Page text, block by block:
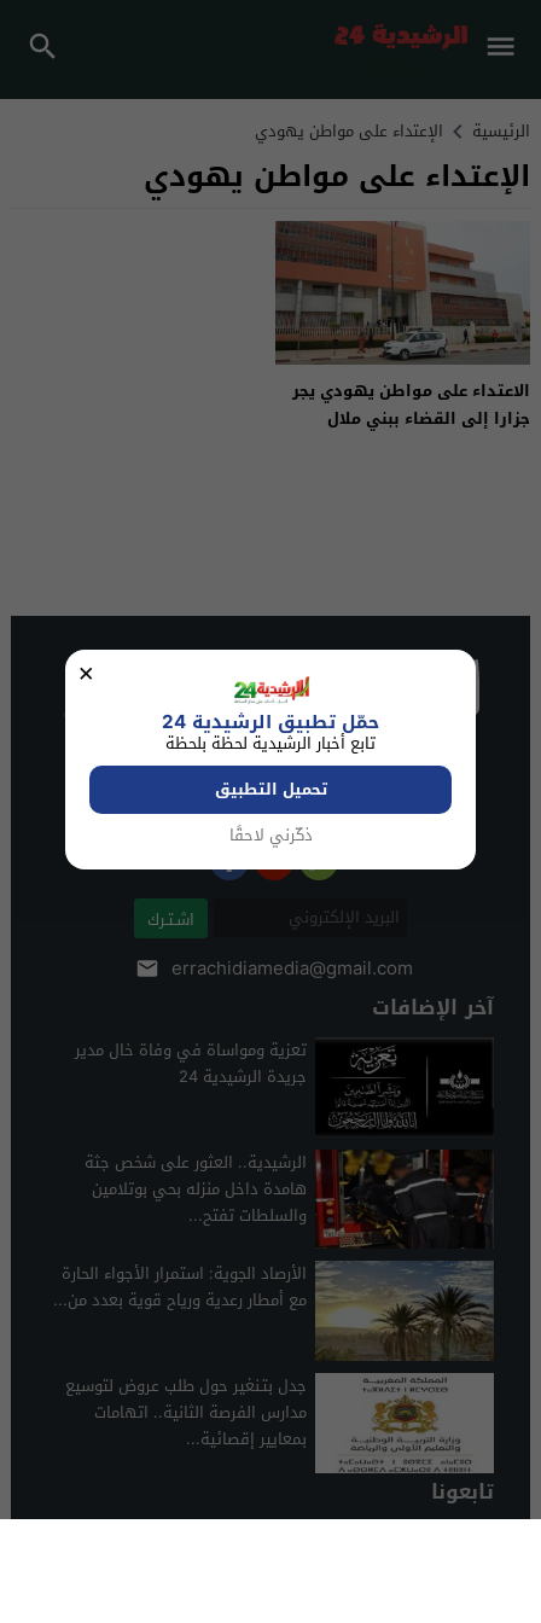
الرئيسية الإعتداء على مواطن يهودي
الإعتداء على مواطن يهودي
الاعتداء على مواطن يهودي يجر
جزارا إلى القضاء ببني ملال
اشـتـرك
errachidiamedia@gmail.com
آخر الإضافات
تعزية ومواساة في وفاة خال مدير
جريدة الرشيدية 24
الرشيدية.. العثور على شخص جثة
هامدة داخل منزله بحي بوتلامين
والسلطات تفتح...
الأرصاد الجوية: استمرار الأجواء الحارة
مع أمطار رعدية ورياح قوية بعدد من...
جدل بتـنغير حول طلب عروض لتوسيع
مدارس الفرصة الثانية.. اتهامات
بمعايير إقصائية...
تابعونا
×
حمّل تطبيق الرشيدية 24
تابع أخبار الرشيدية لحظة بلحظة
تحميل التطبيق
ذكّرني لاحقًا